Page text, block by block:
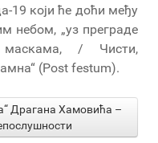
19 који ће доћи међу
небом, „уз преграде
маскама, / Чисти,
(Post festum).
Драгана Хамовића –